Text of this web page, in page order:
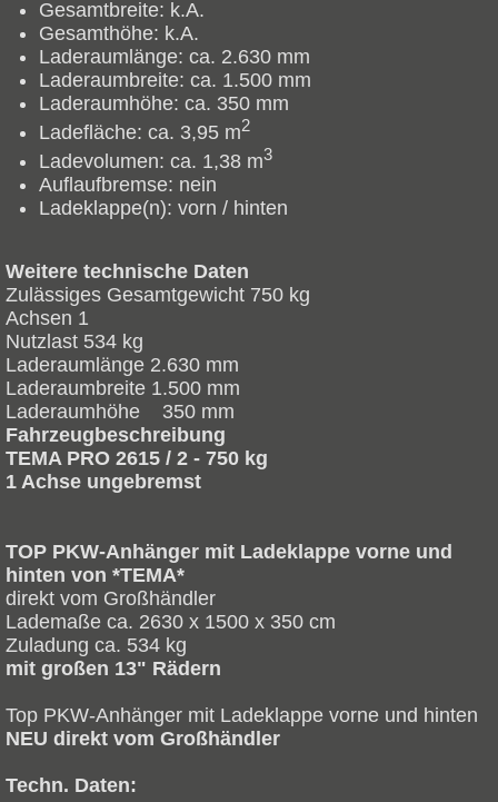
Gesamtbreite: k.A.
Gesamthöhe: k.A.
Laderaumlänge: ca. 2.630 mm
Laderaumbreite: ca. 1.500 mm
Laderaumhöhe: ca. 350 mm
Ladefläche: ca. 3,95 m2
Ladevolumen: ca. 1,38 m3
Auflaufbremse: nein
Ladeklappe(n): vorn / hinten
Weitere technische Daten
Zulässiges Gesamtgewicht 750 kg
Achsen 1
Nutzlast 534 kg
Laderaumlänge 2.630 mm
Laderaumbreite 1.500 mm
Laderaumhöhe 350 mm
Fahrzeugbeschreibung
TEMA PRO 2615 / 2 - 750 kg
1 Achse ungebremst
TOP PKW-Anhänger mit Ladeklappe vorne und
hinten von *TEMA*
direkt vom Großhändler
Lademaße ca. 2630 x 1500 x 350 cm
Zuladung ca. 534 kg
mit großen 13" Rädern
Top PKW-Anhänger mit Ladeklappe vorne und hinten
NEU direkt vom Großhändler
Techn. Daten: